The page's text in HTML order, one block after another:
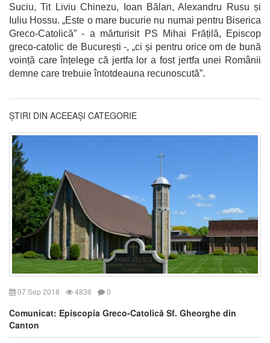
Suciu, Tit Liviu Chinezu, Ioan Bălan, Alexandru Rusu și
Iuliu Hossu. „Este o mare bucurie nu numai pentru Biserica
Greco-Catolică” - a mărturisit PS Mihai Frățilă, Episcop
greco-catolic de București -, „ci și pentru orice om de bună
voință care înțelege că jertfa lor a fost jertfa unei Românii
demne care trebuie întotdeauna recunoscută”.
ȘTIRI DIN ACEEAȘI CATEGORIE
07 Sep 2018 4836 0
Comunicat: Episcopia Greco-Catolică Sf. Gheorghe din
Canton